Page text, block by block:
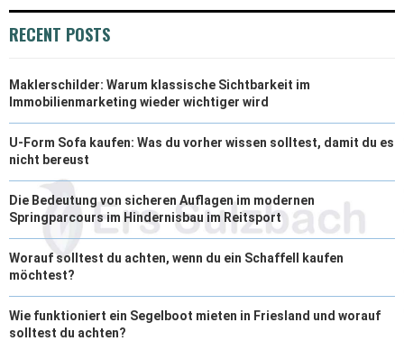
)
RECENT POSTS
Maklerschilder: Warum klassische Sichtbarkeit im
Immobilienmarketing wieder wichtiger wird
U-Form Sofa kaufen: Was du vorher wissen solltest, damit du es
nicht bereust
Die Bedeutung von sicheren Auflagen im modernen
Springparcours im Hindernisbau im Reitsport
Worauf solltest du achten, wenn du ein Schaffell kaufen
möchtest?
Wie funktioniert ein Segelboot mieten in Friesland und worauf
solltest du achten?